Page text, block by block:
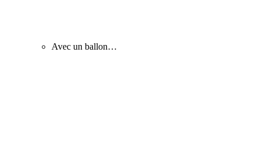
Avec un ballon…